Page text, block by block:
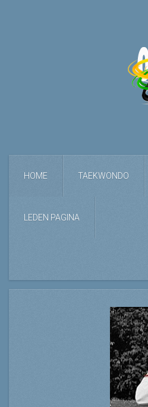
HOME TAEKWONDO
LEDEN PAGINA